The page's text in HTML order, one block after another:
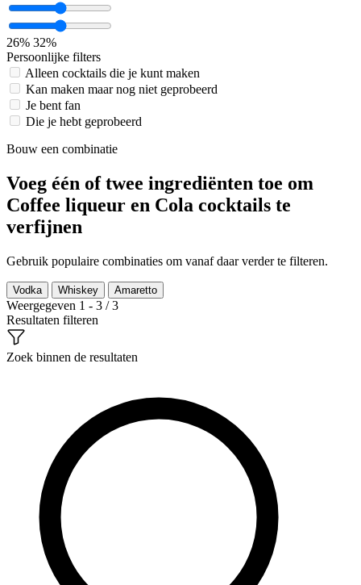
26% 32%
Persoonlijke filters
Alleen cocktails die je kunt maken
Kan maken maar nog niet geprobeerd
Je bent fan
Die je hebt geprobeerd
Bouw een combinatie
Voeg één of twee ingrediënten toe om
Coffee liqueur en Cola cocktails te
verfijnen
Gebruik populaire combinaties om vanaf daar verder te filteren.
Vodka Whiskey Amaretto
Weergegeven 1 - 3 / 3
Resultaten filteren
Zoek binnen de resultaten